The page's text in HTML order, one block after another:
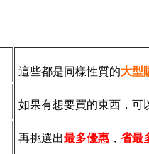
這些都是同樣性質的大型
如果有想要買的東西，可
再挑選出最多優惠 ， 省最